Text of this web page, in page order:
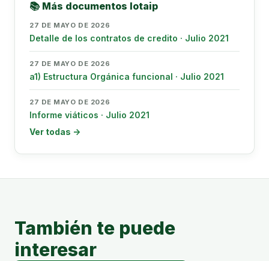
📚 Más documentos lotaip
27 DE MAYO DE 2026
Detalle de los contratos de credito · Julio 2021
27 DE MAYO DE 2026
a1) Estructura Orgánica funcional · Julio 2021
27 DE MAYO DE 2026
Informe viáticos · Julio 2021
Ver todas →
También te puede
interesar